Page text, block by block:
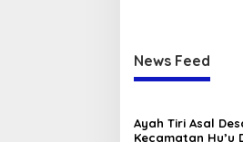
News Feed
Ayah Tiri Asal
Kecamatan Hu’u